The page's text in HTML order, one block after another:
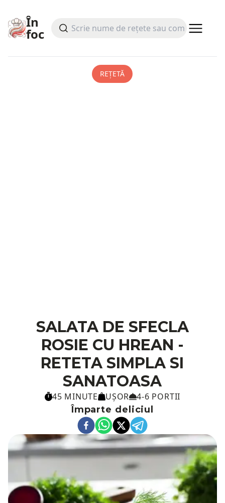
În
foc
REȚETĂ
SALATA DE SFECLA
ROSIE CU HREAN -
RETETA SIMPLA SI
SANATOASA
45 MINUTE UȘOR
4-6 PORTII
Împarte deliciul